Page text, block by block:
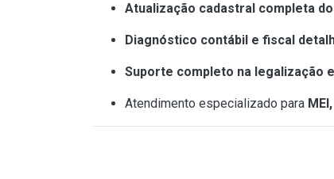
Atualização cadastral completa do
Diagnóstico contábil e fiscal
Suporte completo na legalização
Atendimento especializado para